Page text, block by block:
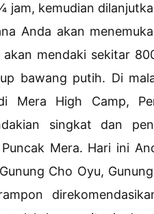
jam, kemudian
Anda akan
mendaki sekitar
bawang putih. Di
Mera High Camp,
singkat dan
Mera. Hari ini
Cho Oyu,